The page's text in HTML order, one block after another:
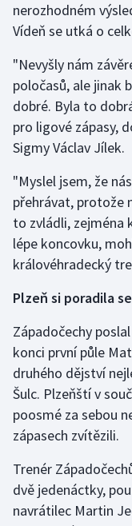
Ostatní
nerozhodném
Vídeň se utká o
"Nevyšly nám
poločasů, ale jinak
dobré. Byla to
pro ligové zápasy,
Sigmy Václav Jílek.
"Myslel jsem, že
přehrávat, protože
to zvládli, zejména
lépe koncovku,
královéhradecký
Plzeň si poradila
Západočechy
konci první půle
druhého dějství
Šulc. Plzeňští v
poosmé za sebou
zápasech zvítězili.
Trenér
dvě jedenáctky,
navrátilec Martin